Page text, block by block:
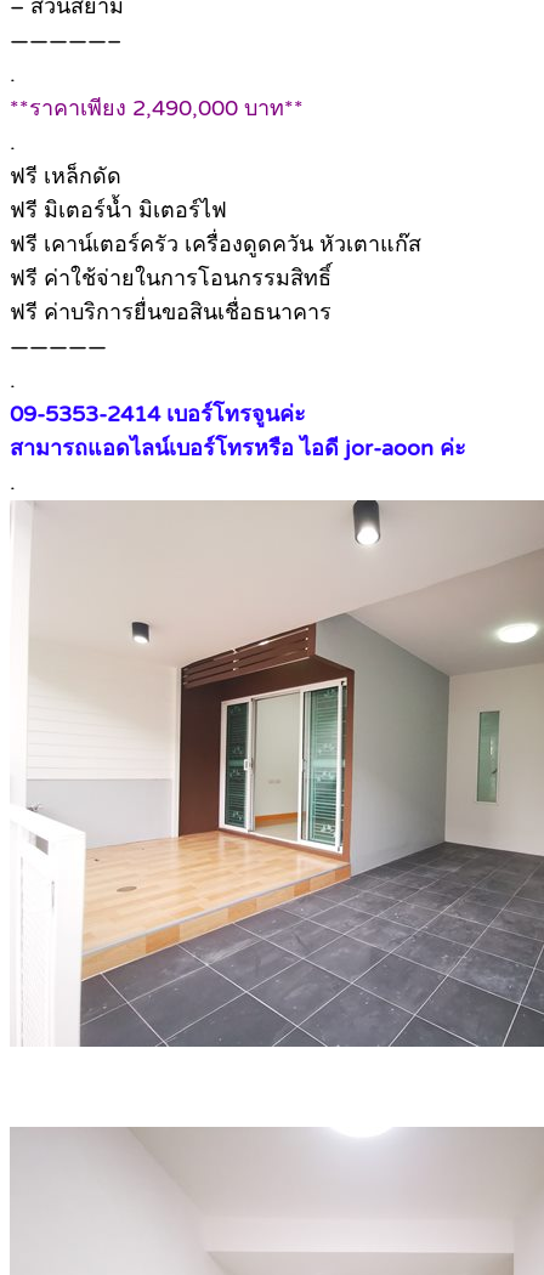
– สวนสยาม
—————–
.
**ราคาเพียง 2,490,000 บาท**
.
ฟรี เหล็กดัด
ฟรี มิเตอร์น้ำ มิเตอร์ไฟ
ฟรี เคาน์เตอร์ครัว เครื่องดูดควัน หัวเตาแก๊ส
ฟรี ค่าใช้จ่ายในการโอนกรรมสิทธิ์
ฟรี ค่าบริการยื่นขอสินเชื่อธนาคาร
—————
.
09-5353-2414 เบอร์โทรจูนค่ะ
สามารถแอดไลน์เบอร์โทรหรือ ไอดี jor-aoon ค่ะ
.